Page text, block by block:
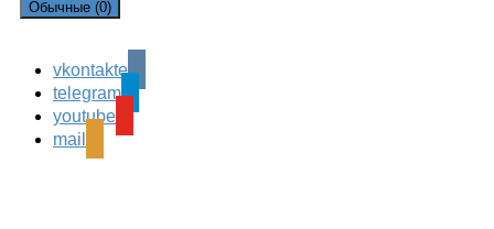
Обычные (0)
Leave a Reply
Ваш адрес email не будет опубликован.
поля помечены
vkontakte
telegram
youtube
mail